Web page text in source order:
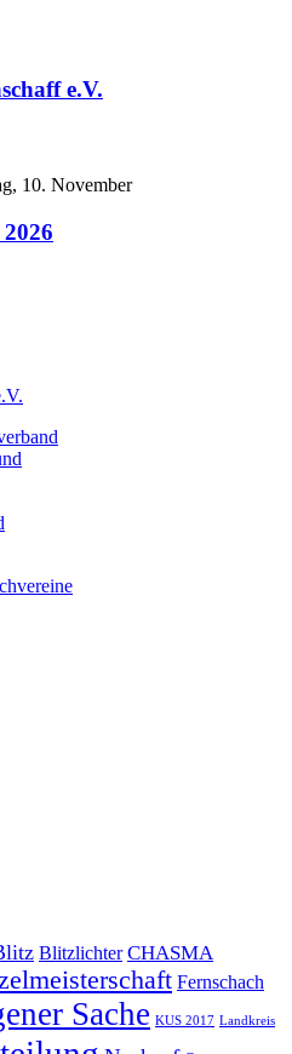
e.V.
10. November
Blitzlichter CHASMA
Fernschach
Sache KUS 2017 Landkreis